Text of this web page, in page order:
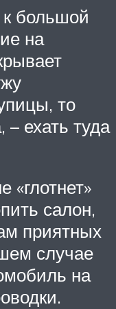
большой
на
то
– ехать туда
«глотнет»
салон,
приятных
случае
на